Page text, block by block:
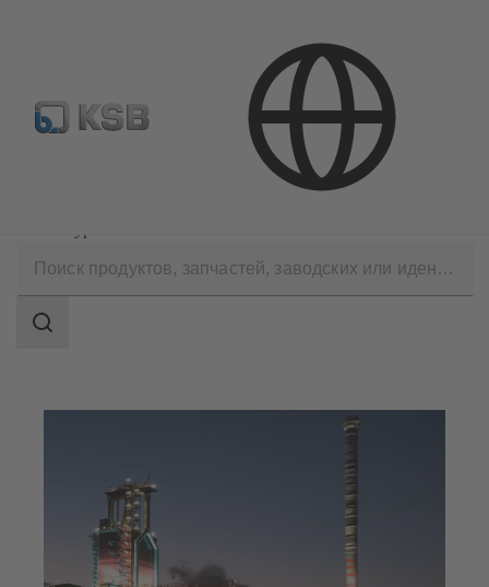
Где купить?
поиска
Область